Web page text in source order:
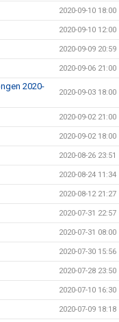
2020-09-10 18:00
2020-09-10 12:00
2020-09-09 20:59
2020-09-06 21:00
2020-
2020-09-03 18:00
2020-09-02 21:00
2020-09-02 18:00
2020-08-26 23:51
2020-08-24 11:34
2020-08-12 21:27
2020-07-31 22:57
2020-07-31 08:00
2020-07-30 15:56
2020-07-28 23:50
2020-07-10 16:30
2020-07-09 18:18